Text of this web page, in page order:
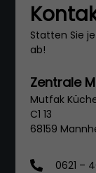
Statten Sie
ab!
Zentrale
Mutfak
C1 13
68159
0621 –